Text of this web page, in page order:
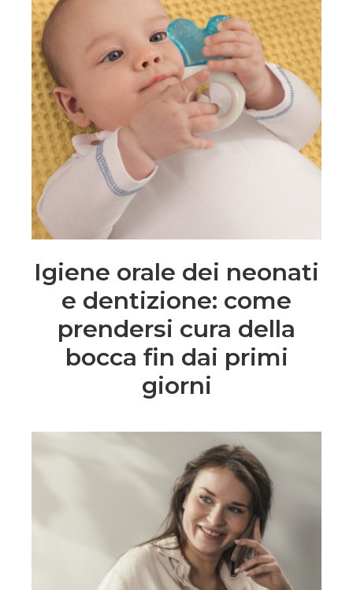
Igiene orale dei neonati
e dentizione: come
prendersi cura della
bocca fin dai primi
giorni